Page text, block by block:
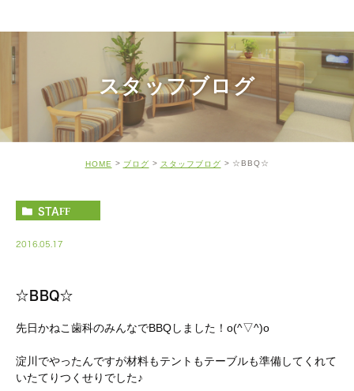
スタッフブログ
HOME ブログ スタッフブログ ☆BBQ☆
STAFF
2016.05.17
☆BBQ☆
先日かねこ歯科のみんなでBBQしました！o(^▽^)o
淀川でやったんですが材料もテントもテーブルも準備してくれて
いたてりつくせりでした♪